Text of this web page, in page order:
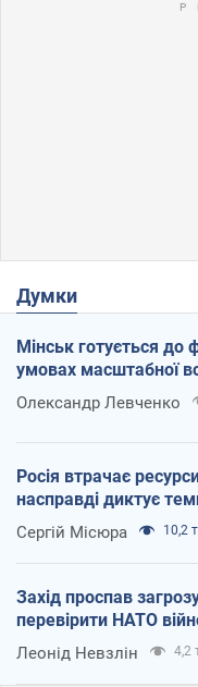
Думки
Мінськ готується до
умовах масштабної
Олександр Левченко
Росія втрачає
насправді диктує
Сергій Місюра 10,2
Захід проспав
перевірити НАТО
Леонід Невзлін 4,2